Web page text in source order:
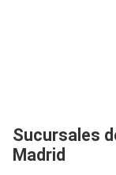
Sucursales
Madrid